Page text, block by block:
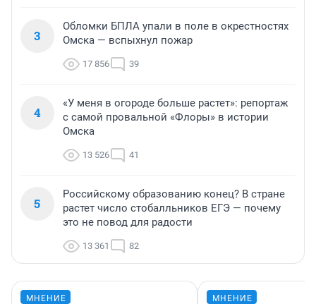
3
Обломки БПЛА упали в поле в окрестностях
Омска — вспыхнул пожар
17 856 39
4
«У меня в огороде больше растет»: репортаж
с самой провальной «Флоры» в истории
Омска
13 526 41
5
Российскому образованию конец? В стране
растет число стобалльников ЕГЭ — почему
это не повод для радости
13 361 82
МНЕНИЕ МНЕНИЕ